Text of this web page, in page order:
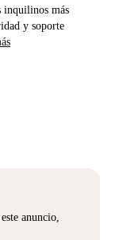
inquilinos más
y soporte
anuncio,